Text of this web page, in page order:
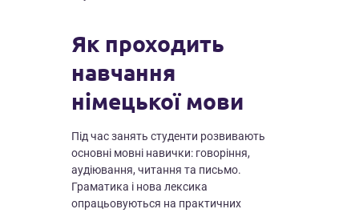
Як проходить
навчання
німецької мови
Під час занять студенти розвивають
основні мовні навички: говоріння,
аудіювання, читання та письмо.
Граматика і нова лексика
опрацьовуються на практичних